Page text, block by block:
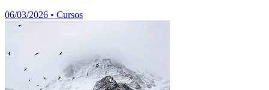
06/03/2026 • Cursos